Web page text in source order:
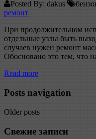
Posted By: dakus
ремонт
При продолжительном
отдельные узлы быть
случаев нужен ремонт
Обосновано это тем, что
Read more
Posts navigation
Older posts
Свежие записи